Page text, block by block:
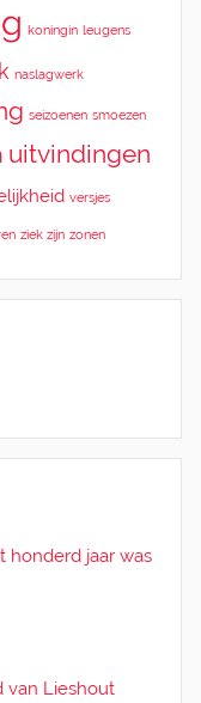
koningin leugens
naslagwerk
seizoenen smoezen
uitvindingen
versjes
ziek zijn zonen
honderd jaar was
van Lieshout